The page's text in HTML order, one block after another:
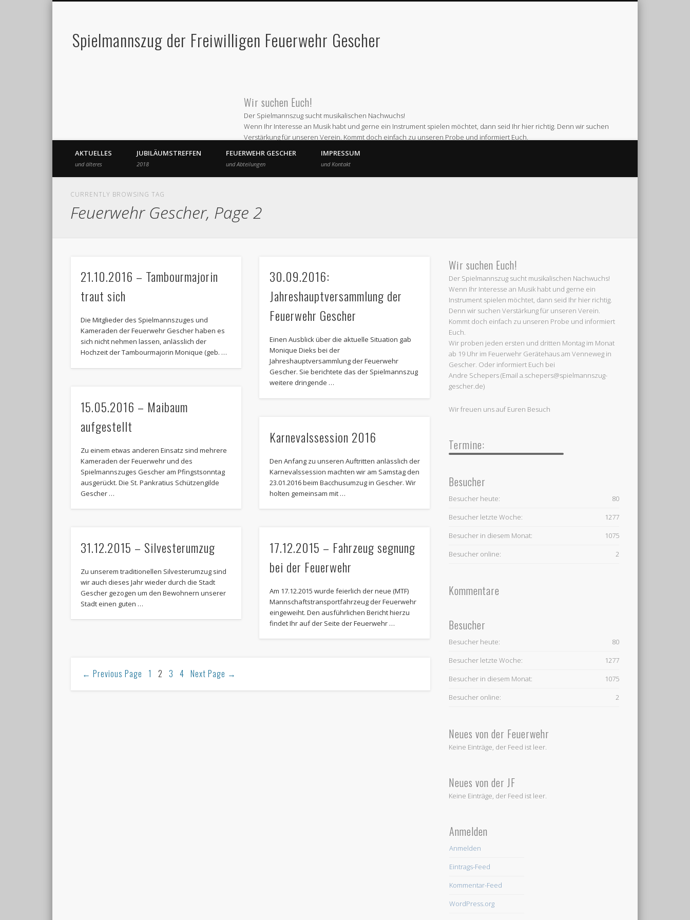
Spielmannszug der Freiwilligen Feuerwehr Gescher
Wir suchen Euch!
Der Spielmannszug sucht musikalischen Nachwuchs!
Wenn Ihr Interesse an Musik habt und gerne ein Instrument spielen möchtet, dann seid Ihr hier richtig. Denn wir suchen
Verstärkung für unseren Verein. Kommt doch einfach zu unseren Probe und informiert Euch.
Oder informiert Euch bei
Andre Schepers (Email a.schepers@spielmannszug-gescher.de)
AKTUELLES
und älteres
JUBILÄUMSTREFFEN
2018
FEUERWEHR GESCHER
und Abteilungen
IMPRESSUM
und Kontakt
CURRENTLY BROWSING TAG
Feuerwehr Gescher, Page 2
21.10.2016 – Tambourmajorin
traut sich
Die Mitglieder des Spielmannszuges und
Kameraden der Feuerwehr Gescher haben es
sich nicht nehmen lassen, anlässlich der
Hochzeit der Tambourmajorin Monique (geb. …
30.09.2016:
Jahreshauptversammlung der
Feuerwehr Gescher
Einen Ausblick über die aktuelle Situation gab
Monique Dieks bei der
Jahreshauptversammlung der Feuerwehr
Gescher. Sie berichtete das der Spielmannszug
weitere dringende …
15.05.2016 – Maibaum
aufgestellt
Zu einem etwas anderen Einsatz sind mehrere
Kameraden der Feuerwehr und des
Spielmannszuges Gescher am Pfingstsonntag
ausgerückt. Die St. Pankratius Schützengilde
Gescher …
Karnevalssession 2016
Den Anfang zu unseren Auftritten anlässlich der
Karnevalssession machten wir am Samstag den
23.01.2016 beim Bacchusumzug in Gescher. Wir
holten gemeinsam mit …
31.12.2015 – Silvesterumzug
Zu unserem traditionellen Silvesterumzug sind
wir auch dieses Jahr wieder durch die Stadt
Gescher gezogen um den Bewohnern unserer
Stadt einen guten …
17.12.2015 – Fahrzeug segnung
bei der Feuerwehr
Am 17.12.2015 wurde feierlich der neue (MTF)
Mannschaftstransportfahrzeug der Feuerwehr
eingeweiht. Den ausführlichen Bericht hierzu
findet Ihr auf der Seite der Feuerwehr …
← Previous Page 1 2 3 4 Next Page →
Wir suchen Euch!
Der Spielmannszug sucht musikalischen Nachwuchs!
Wenn Ihr Interesse an Musik habt und gerne ein
Instrument spielen möchtet, dann seid Ihr hier richtig.
Denn wir suchen Verstärkung für unseren Verein.
Kommt doch einfach zu unseren Probe und informiert
Euch.
Wir proben jeden ersten und dritten Montag im Monat
ab 19 Uhr im Feuerwehr Gerätehaus am Venneweg in
Gescher. Oder informiert Euch bei
Andre Schepers (Email a.schepers@spielmannszug-
gescher.de)
Wir freuen uns auf Euren Besuch
Termine:
Besucher
80
Besucher heute:
1277
Besucher letzte Woche:
1075
Besucher in diesem Monat:
2
Besucher online:
Kommentare
Besucher
80
Besucher heute:
1277
Besucher letzte Woche:
1075
Besucher in diesem Monat:
2
Besucher online:
Neues von der Feuerwehr
Keine Einträge, der Feed ist leer.
Neues von der JF
Keine Einträge, der Feed ist leer.
Anmelden
Anmelden
Eintrags-Feed
Kommentar-Feed
WordPress.org